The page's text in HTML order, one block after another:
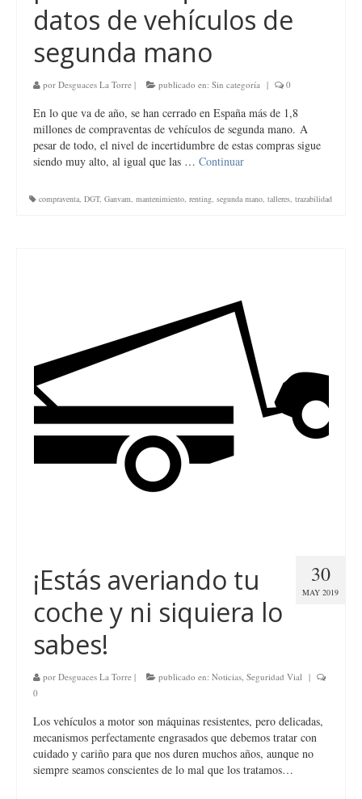
datos de vehículos de
segunda mano
por Desguaces La Torre | publicado en: Sin categoría | 0
En lo que va de año, se han cerrado en España más de 1,8
millones de compraventas de vehículos de segunda mano. A
pesar de todo, el nivel de incertidumbre de estas compras sigue
siendo muy alto, al igual que las … Continuar
compraventa, DGT, Ganvam, mantenimiento, renting, segunda mano, talleres, trazabilidad
30
MAY 2019
¡Estás averiando tu
coche y ni siquiera lo
sabes!
por Desguaces La Torre | publicado en: Noticias, Seguridad Vial |
0
Los vehículos a motor son máquinas resistentes, pero delicadas,
mecanismos perfectamente engrasados que debemos tratar con
cuidado y cariño para que nos duren muchos años, aunque no
siempre seamos conscientes de lo mal que los tratamos…